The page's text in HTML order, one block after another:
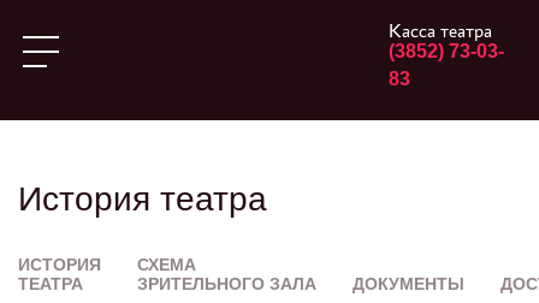
Касса театра
(3852) 73-03-
83
История театра
ИСТОРИЯ
ТЕАТРА
СХЕМА
ЗРИТЕЛЬНОГО ЗАЛА
ДОКУМЕНТЫ